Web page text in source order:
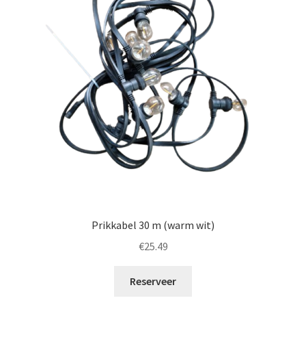
Prikkabel 30 m (warm wit)
€25.49
Reserveer